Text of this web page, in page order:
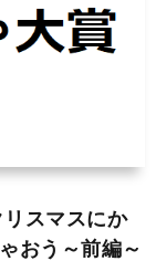
リスマスにか
おう～前編～